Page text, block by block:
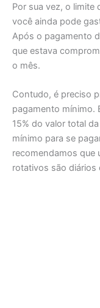
Por sua vez, o limite
você ainda pode
Após o pagamento
que estava
o mês.
Contudo, é preciso
pagamento mínimo.
15% do valor total
mínimo para se
recomendamos que
rotativos são diários